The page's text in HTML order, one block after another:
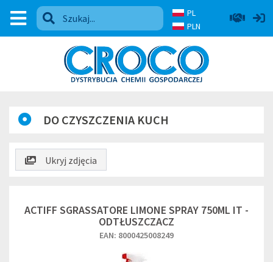
PL
PLN
DO CZYSZCZENIA KUCH
Ukryj zdjęcia
ACTIFF SGRASSATORE LIMONE SPRAY 750ML IT -
ODTŁUSZCZACZ
EAN: 8000425008249